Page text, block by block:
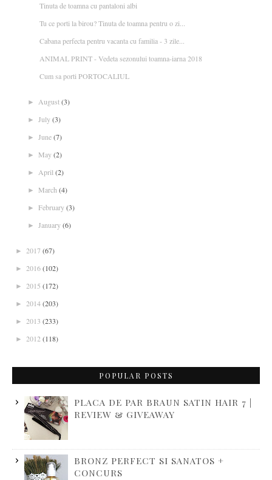
Tinuta de toamna cu pantaloni albi
Tu ce porti la birou? Tinuta de toamna pentru o zi...
Cabana perfecta pentru vacanta cu familia - 3 zile...
ANIMAL PRINT - Vedeta sezonului toamna-iarna 2018
Cum sa porti PORTOCALIUL
► August(3)
► July(3)
► June(7)
► May(2)
► April (2)
► March (4)
► February(3)
► January(6)
► 2017 (67)
► 2016(102)
► 2015 (172)
► 2014(203)
► 2013 (233)
► 2012 (118)
POPULAR POSTS
PLACA DE PAR BRAUN SATIN HAIR 7 |
REVIEW & GIVEAWAY
BRONZ PERFECT SI SANATOS +
CONCURS